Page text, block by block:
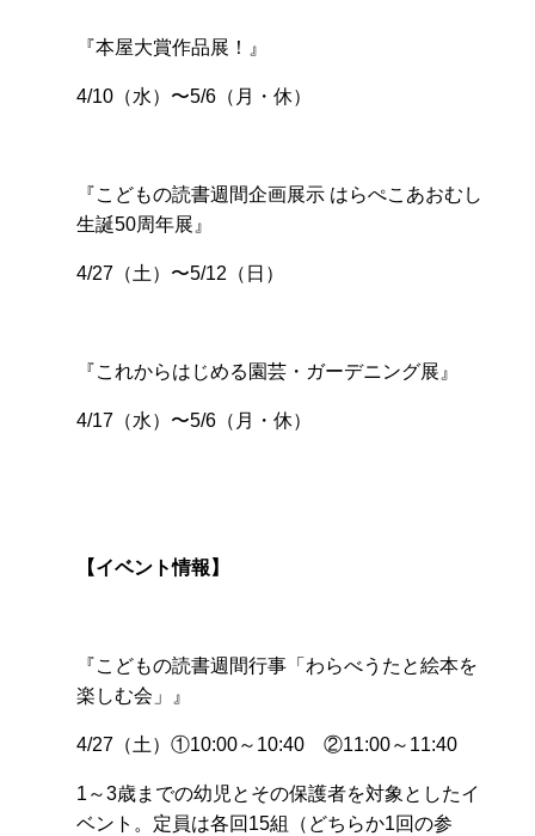
『本屋大賞作品展！』
4/10（水）〜5/6（月・休）
『こどもの読書週間企画展示 はらぺこあおむし
生誕50周年展』
4/27（土）〜5/12（日）
『これからはじめる園芸・ガーデニング展』
4/17（水）〜5/6（月・休）
【イベント情報】
『こどもの読書週間行事「わらべうたと絵本を
楽しむ会」』
4/27（土）①10:00～10:40 ②11:00～11:40
1～3歳までの幼児とその保護者を対象としたイ
ベント。定員は各回15組（どちらか1回の参